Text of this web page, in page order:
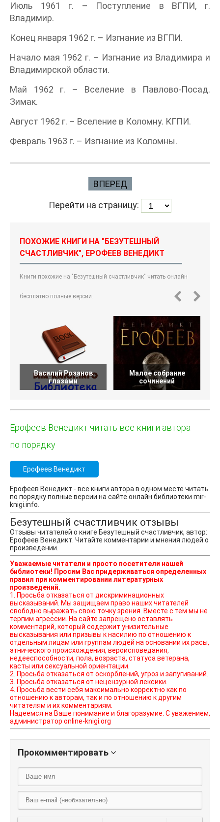
Июль 1961 г. – Поступление в ВГПИ, г.
Владимир.
Конец января 1962 г. – Изгнание из ВГПИ.
Начало мая 1962 г. – Изгнание из Владимира и
Владимирской области.
Май 1962 г. – Вселение в Павлово-Посад.
Зимак.
Август 1962 г. – Вселение в Коломну. КГПИ.
Февраль 1963 г. – Изгнание из Коломны.
ВПЕРЕД
Перейти на страницу:
ПОХОЖИЕ КНИГИ НА "БЕЗУТЕШНЫЙ
СЧАСТЛИВЧИК", ЕРОФЕЕВ ВЕНЕДИКТ
Книги похожие на "Безутешный счастливчик" читать онлайн
бесплатно полные версии.
Василий Розанов
глазами
Малое собрание
сочинений
Ерофеев Венедикт читать все книги автора
по порядку
Ерофеев Венедикт
Ерофеев Венедикт - все книги автора в одном месте читать
по порядку полные версии на сайте онлайн библиотеки mir-
knigi.info.
Безутешный счастливчик отзывы
Отзывы читателей о книге Безутешный счастливчик, автор:
Ерофеев Венедикт. Читайте комментарии и мнения людей о
произведении.
Уважаемые читатели и просто посетители нашей
библиотеки! Просим Вас придерживаться определенных
правил при комментировании литературных
произведений.
1. Просьба отказаться от дискриминационных
высказываний. Мы защищаем право наших читателей
свободно выражать свою точку зрения. Вместе с тем мы не
терпим агрессии. На сайте запрещено оставлять
комментарий, который содержит унизительные
высказывания или призывы к насилию по отношению к
отдельным лицам или группам людей на основании их расы,
этнического происхождения, вероисповедания,
недееспособности, пола, возраста, статуса ветерана,
касты или сексуальной ориентации.
2. Просьба отказаться от оскорблений, угроз и запугиваний.
3. Просьба отказаться от нецензурной лексики.
4. Просьба вести себя максимально корректно как по
отношению к авторам, так и по отношению к другим
читателям и их комментариям.
Надеемся на Ваше понимание и благоразумие. С уважением,
администратор online-knigi.org
Прокомментировать